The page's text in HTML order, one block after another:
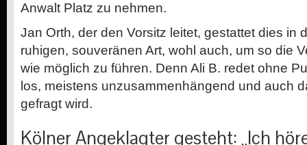
Anwalt Platz zu nehmen.
Jan Orth, der den Vorsitz leitet, gestattet dies in
ruhigen, souveränen Art, wohl auch, um so die
wie möglich zu führen. Denn Ali B. redet ohne
los, meistens unzusammenhängend und auch
gefragt wird.
Kölner Angeklagter gesteht: „Ich